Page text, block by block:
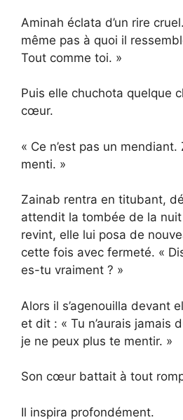
Aminah éclata d’un rire
même pas à quoi il
Tout comme toi. »
Puis elle chuchota quelque
cœur.
« Ce n’est pas un mendiant.
menti. »
Zainab rentra en titubant,
attendit la tombée de la
revint, elle lui posa de
cette fois avec fermeté. «
es-tu vraiment ? »
Alors il s’agenouilla devant
et dit : « Tu n’aurais jamais
je ne peux plus te mentir. »
Son cœur battait à tout
Il inspira profondément.